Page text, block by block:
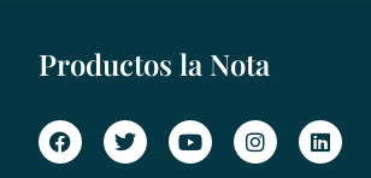
Productos la Nota